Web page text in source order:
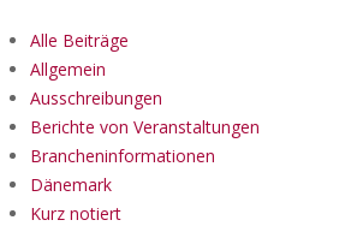
Alle Beiträge
Allgemein
Ausschreibungen
Berichte von Veranstaltungen
Brancheninformationen
Dänemark
Kurz notiert